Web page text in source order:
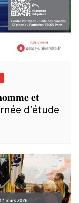
𝐞𝐭
d’étude